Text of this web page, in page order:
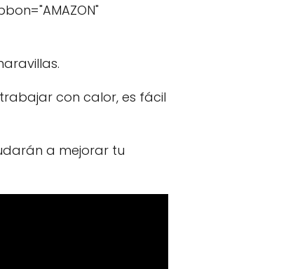
con calor, es fácil
a mejorar tu